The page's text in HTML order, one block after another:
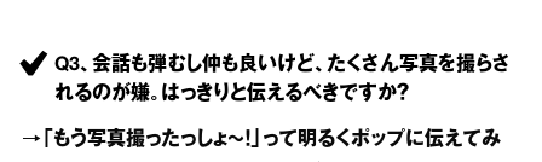
Q3、会話も弾むし仲も良いけど、たくさん写真を撮らさ
れるのが嫌。はっきりと伝えるべきですか？
→「もう写真撮ったっしょ～！」って明るくポップに伝えてみ